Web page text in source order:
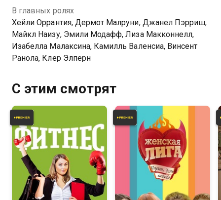
В главных ролях
Хейли Оррантия, Дермот Малруни, Джанел Пэрриш,
Майкл Наизу, Эмили Модафф, Лиза Макконнелл,
Изабелла Малаксина, Камилль Валенсиа, Винсент
Ранола, Клер Элперн
С этим смотрят